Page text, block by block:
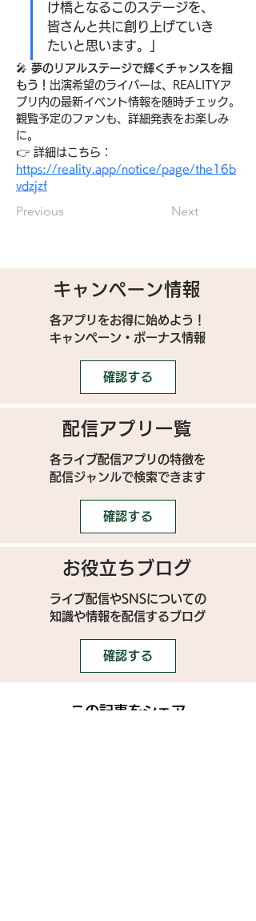
け橋となるこのステージを、
皆さんと共に創り上げていき
たいと思います。」
🎤 夢のリアルステージで輝くチャンスを掴
もう！ 出演希望のライバーは、REALITYア
プリ内の最新イベント情報を随時チェック。
観覧予定のファンも、詳細発表をお楽しみ
に。
👉 詳細はこちら：
https://reality.app/notice/page/the16b
vdzjzf
Previous Next
キャンペーン情報
各アプリをお得に始めよう！
キャンペーン・ボーナス情報
確認する
配信アプリ一覧
各ライブ配信アプリの特徴を
配信ジャンルで検索できます
確認する
お役立ちブログ
ライブ配信やSNSについての
​知識や情報を配信するブログ
確認する
この記事をシェア